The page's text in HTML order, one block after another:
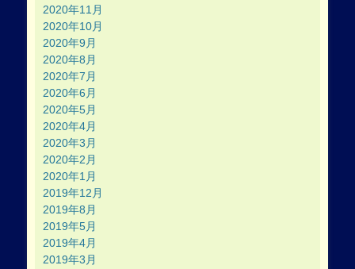
2020年11月
2020年10月
2020年9月
2020年8月
2020年7月
2020年6月
2020年5月
2020年4月
2020年3月
2020年2月
2020年1月
2019年12月
2019年8月
2019年5月
2019年4月
2019年3月